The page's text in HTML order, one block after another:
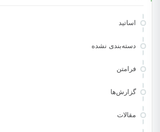
اساتید
دسته‌بندی نشده
فرامتن
گزارش‌ها
مقالات